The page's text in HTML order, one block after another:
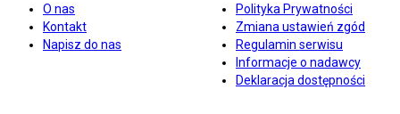
O nas
Kontakt
Napisz do nas
Polityka Prywatności
Zmiana ustawień zgód
Regulamin serwisu
Informacje o nadawcy
Deklaracja dostępności